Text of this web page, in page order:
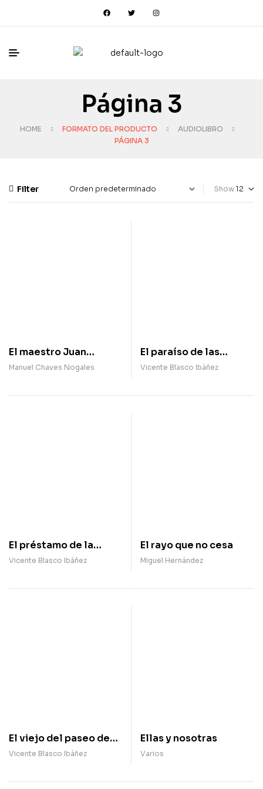
Página 3
HOME FORMATO DEL PRODUCTO
AUDIOLIBRO
PÁGINA 3
Filter Show
El maestro Juan
Martínez que estaba
Manuel Chaves Nogales
El paraíso de las
mujeres
Vicente Blasco Ibáñez
El préstamo de la
difunta
Vicente Blasco Ibáñez
El rayo que no cesa
Miguel Hernández
El viejo del paseo de
los ingleses
Vicente Blasco Ibáñez
Ellas y nosotras
Varios